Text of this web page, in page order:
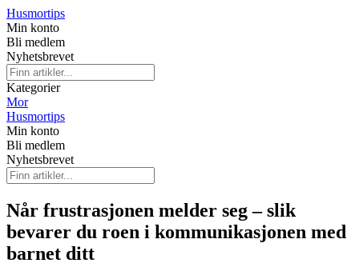
Husmortips
Min konto
Bli medlem
Nyhetsbrevet
Kategorier
Mor
Husmortips
Min konto
Bli medlem
Nyhetsbrevet
Når frustrasjonen melder seg – slik
bevarer du roen i kommunikasjonen med
barnet ditt